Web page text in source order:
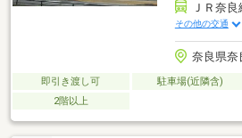
ＪＲ奈
その他の交通
奈良県奈
即引き渡し可 駐車場(近隣含)
2階以上